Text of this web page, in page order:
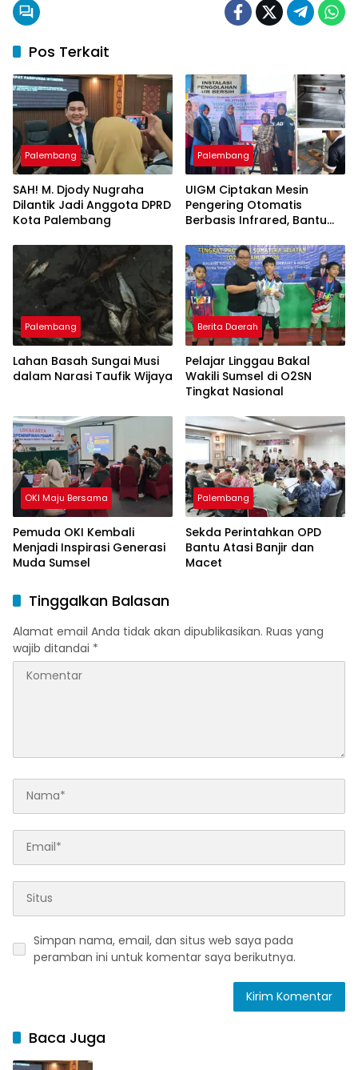
Pos Terkait
Palembang
SAH! M. Djody Nugraha
Dilantik Jadi Anggota DPRD
Kota Palembang
Palembang
UIGM Ciptakan Mesin
Pengering Otomatis
Berbasis Infrared, Bantu
Pulau Kemaro
Palembang
Lahan Basah Sungai Musi
dalam Narasi Taufik Wijaya
Berita Daerah
Pelajar Linggau Bakal
Wakili Sumsel di O2SN
Tingkat Nasional
OKI Maju Bersama
Pemuda OKI Kembali
Menjadi Inspirasi Generasi
Muda Sumsel
Palembang
Sekda Perintahkan OPD
Bantu Atasi Banjir dan
Macet
Tinggalkan Balasan
Alamat email Anda tidak akan dipublikasikan. Ruas yang
wajib ditandai *
Simpan nama, email, dan situs web saya pada
peramban ini untuk komentar saya berikutnya.
Baca Juga